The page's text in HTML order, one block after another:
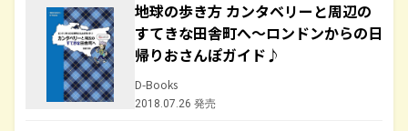
地球の歩き方 カンタベリーと周辺の
すてきな田舎町へ～ロンドンからの日
帰りおさんぽガイド♪
D-Books
2018.07.26 発売